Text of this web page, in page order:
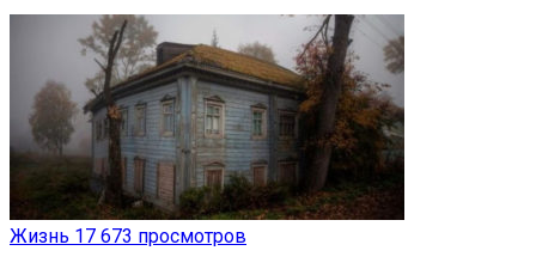
Жизнь 17 673 просмотров